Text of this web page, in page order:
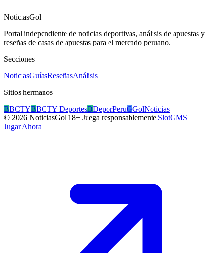
NoticiasGol
Portal independiente de noticias deportivas, análisis de apuestas y
reseñas de casas de apuestas para el mercado peruano.
Secciones
NoticiasGuíasReseñasAnálisis
Sitios hermanos
BBCTYBBCTY DeportesDDeporPeruGGolNoticias
© 2026 NoticiasGol|18+ Juega responsablemente|SlotGMS
Jugar Ahora